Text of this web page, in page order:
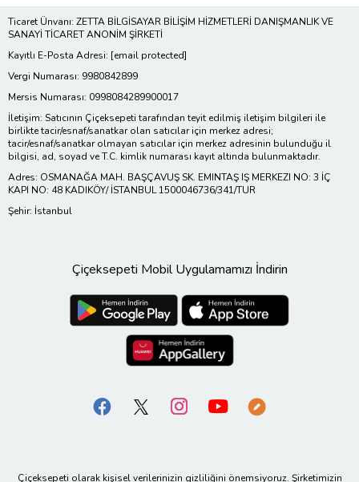
Ticaret Ünvanı: ZETTA BİLGİSAYAR BİLİŞİM HİZMETLERİ DANIŞMANLIK VE
SANAYİ TİCARET ANONİM ŞİRKETİ
Kayıtlı E-Posta Adresi: [email protected]
Vergi Numarası: 9980842899
Mersis Numarası: 0998084289900017
İletişim: Satıcının Çiçeksepeti tarafından teyit edilmiş iletişim bilgileri ile
birlikte tacir/esnaf/sanatkar olan satıcılar için merkez adresi;
tacir/esnaf/sanatkar olmayan satıcılar için merkez adresinin bulunduğu il
bilgisi, ad, soyad ve T.C. kimlik numarası kayıt altında bulunmaktadır.
Adres: OSMANAĞA MAH. BAŞÇAVUŞ SK. EMINTAŞ IŞ MERKEZI NO: 3 İÇ
KAPI NO: 48 KADIKÖY/ İSTANBUL 1500046736/341/TUR
Şehir: İstanbul
Çiçeksepeti Mobil Uygulamamızı İndirin
Çiçeksepeti olarak kişisel verilerinizin gizliliğini önemsiyoruz. Şirketimizin